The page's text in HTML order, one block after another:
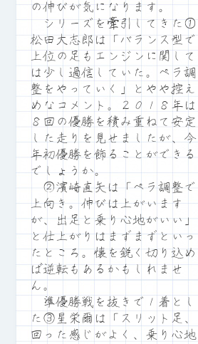
の伸びが気になります。
シリーズを牽引してきた①
松田大志郎は「バランス型で
上位の足もエンジンに関して
は少し過信していた。ペラ調
整をやっていく」とやや控え
めなコメント。２０１８年は
８回の優勝を積み重ねて安定
した走りを見せましたが、今
年初優勝を飾ることができる
でしょうか。
②濱崎直矢は「ペラ調整で
上向き。伸びは上がいます
が、出足と乗り心地がいい」
と仕上がりはまずまずといっ
たところ。懐を鋭く切り込め
ば逆転もあるかもしれませ
ん。
準優勝戦を抜きで１着とし
た③星栄爾は「スリット足、
回った感じがよく、乗り心地